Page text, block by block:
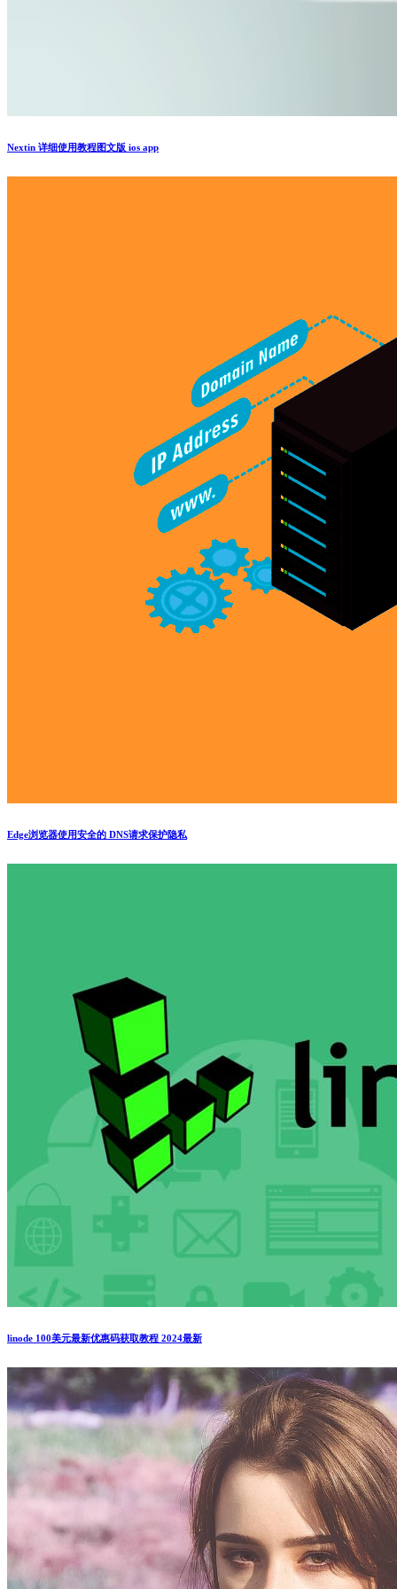
Nextin 详细使用教程图文版 ios app
Edge浏览器使用安全的 DNS请求保护隐私
linode 100美元最新优惠码获取教程 2024最新